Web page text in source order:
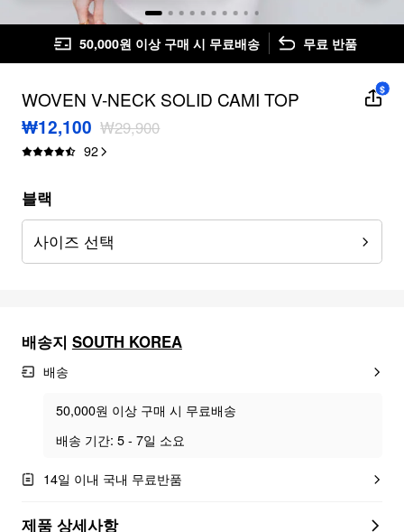
50,000원 이상 구매 시 무료배송 무료 반품
WOVEN V-NECK SOLID CAMI TOP
₩12,100 ₩29,900
92
$
블랙
사이즈 선택
배송지 SOUTH KOREA
배송
50,000원 이상 구매 시 무료배송
배송 기간: 5 - 7일 소요
14일 이내 국내 무료반품
제품 상세사항